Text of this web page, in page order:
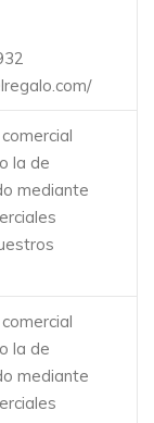
la de
mediante
la de
mediante